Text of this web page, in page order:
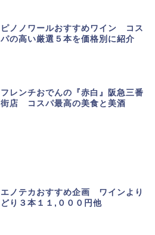
ピノノワールおすすめワイン コス
パの高い厳選５本を価格別に紹介
フレンチおでんの『赤白』阪急三番
街店 コスパ最高の美食と美酒
エノテカおすすめ企画 ワインより
どり３本１１,０００円他